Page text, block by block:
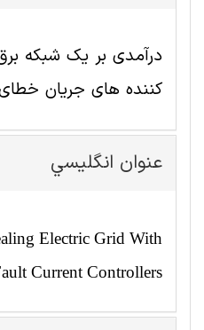
درآمدی بر یک شبکه
کننده های جریان خطای
عنوان انگليسي
Electric Grid With
Current Controllers